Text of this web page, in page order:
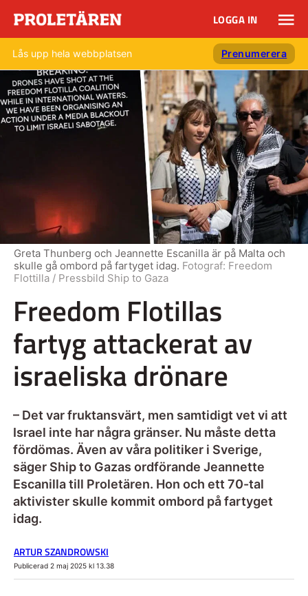
LOGGA IN
Lås upp hela webbplatsen Prenumerera
Freedom Flotillas
fartyg attackerat av
israeliska drönare
– Det var fruktansvärt, men samtidigt vet vi att
Israel inte har några gränser. Nu måste detta
fördömas. Även av våra politiker i Sverige,
säger Ship to Gazas ordförande Jeannette
Escanilla till Proletären. Hon och ett 70-tal
aktivister skulle kommit ombord på fartyget
idag.
Greta Thunberg och Jeannette Escanilla är på Malta och
skulle gå ombord på fartyget idag. Fotograf: Freedom
Flottilla / Pressbild Ship to Gaza
ARTUR SZANDROWSKI
Publicerad 2 maj 2025 kl 13.38